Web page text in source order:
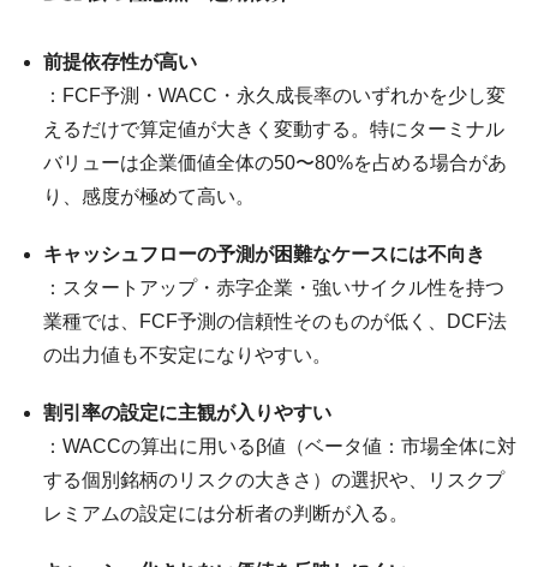
前提依存性が高い
：FCF予測・WACC・永久成長率のいずれかを少し変
えるだけで算定値が大きく変動する。特にターミナル
バリューは企業価値全体の50〜80%を占める場合があ
り、感度が極めて高い。
キャッシュフローの予測が困難なケースには不向き
：スタートアップ・赤字企業・強いサイクル性を持つ
業種では、FCF予測の信頼性そのものが低く、DCF法
の出力値も不安定になりやすい。
割引率の設定に主観が入りやすい
：WACCの算出に用いるβ値（ベータ値：市場全体に対
する個別銘柄のリスクの大きさ）の選択や、リスクプ
レミアムの設定には分析者の判断が入る。